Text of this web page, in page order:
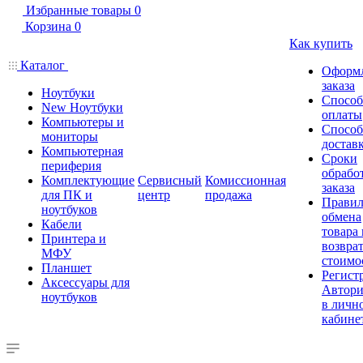
Избранные товары 0
Корзина 0
Каталог
Ноутбуки
New Ноутбуки
Компьютеры и
мониторы
Компьютерная
периферия
Комплектующие
для ПК и
ноутбуков
Кабели
Принтера и
МФУ
Планшет
Аксессуары для
ноутбуков
Сервисный
центр
Комиссионная
продажа
Как купить
заказа
оплаты
Сроки
заказа
обмена
товара
в